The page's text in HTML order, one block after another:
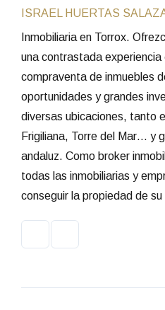
ISRAEL HUERTAS
Inmobiliaria en Torrox.
una contrastada
compraventa de inmuebles
oportunidades y grandes
diversas ubicaciones, tanto
Frigiliana, Torre del Mar… y
andaluz. Como broker
todas las inmobiliarias y
conseguir la propiedad de